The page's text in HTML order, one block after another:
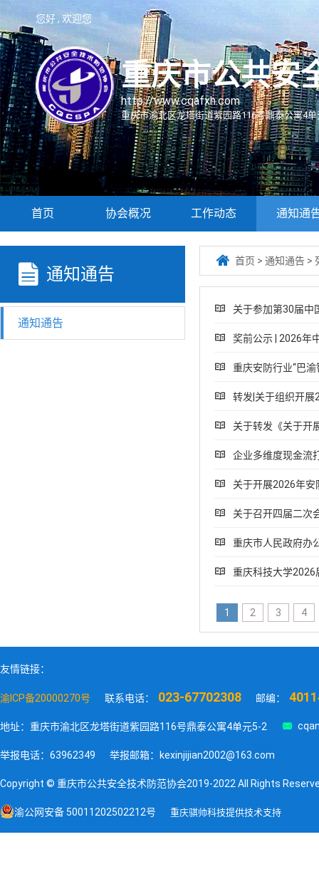
您好 , 欢迎您
重庆市公共安
http://www.cqafxh.com
重庆市渝北区龙塔街道紫园路116号鼎泰公寓4单
首页 协会概况 工作动态 通知通
 通知通告
通知通告
 首页 > 通知通告 >
关于参加第30届中
奖前公示 | 2026年
重庆安防行业“巴
转发|关于组织开展
关于转发《关于开
企业多维度现金流
关于开展2026年
关于召开四届二次
重庆市人民政府办
重庆科技大学2026
1 2 3 4
友情链接：
渝ICP备20000270号 联系电话： 023-67702308 邮编：
地址：重庆市渝北区龙塔街道紫园路116号鼎泰公寓4单元5-2 
举报电话：63962349 举报邮箱：kexinjijian2002@163.com
Copyright © 重庆市公共安全技术防范协会2019-2022 All Rights
渝公网安备 50011202502212号 重庆骐帅科技提供技术支持